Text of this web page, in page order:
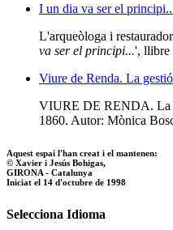
I un dia va ser el
L'arqueòloga i
va ser el principi...', llibre
Viure de Renda. La
VIURE DE RENDA. La
1860. Autor: Mònica
Aquest espai l'han creat i el mantenen:
© Xavier i Jesús Bohigas,
GIRONA - Catalunya
Iniciat el 14 d'octubre de 1998
Selecciona Idioma